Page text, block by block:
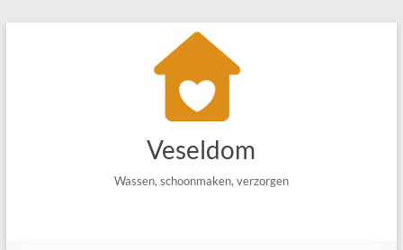
Veseldom
Wassen, schoonmaken, verzorgen